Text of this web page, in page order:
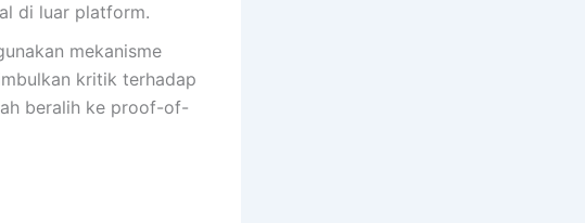
di luar platform.
mekanisme
kritik terhadap
beralih ke proof-of-